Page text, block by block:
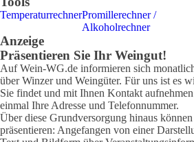
TemperaturrechnerPromillerechner /
Alkoholrechner
Anzeige
Präsentieren Sie Ihr Weingut!
Auf Wein-WG.de informieren sich
über Winzer und Weingüter. Für uns ist es
Sie findet und mit Ihnen Kontakt
einmal Ihre Adresse und Telefonnummer.
Über diese Grundversorgung hinaus
präsentieren: Angefangen von einer